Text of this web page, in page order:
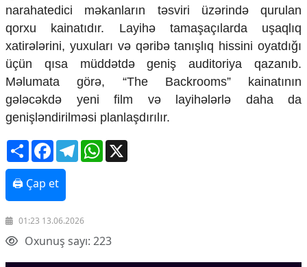
Missiyamız
narahatedici məkanların təsviri üzərində qurulan
qorxu kainatıdır. Layihə tamaşaçılarda uşaqlıq
xatirələrini, yuxuları və qəribə tanışlıq hissini oyatdığı
üçün qısa müddətdə geniş auditoriya qazanıb.
Məlumata görə, “The Backrooms” kainatının
gələcəkdə yeni film və layihələrlə daha da
genişləndirilməsi planlaşdırılır.
ShareFacebookTelegramWhatsApp
🖨 Çap et
01:23 13.06.2026
Oxunuş sayı: 223